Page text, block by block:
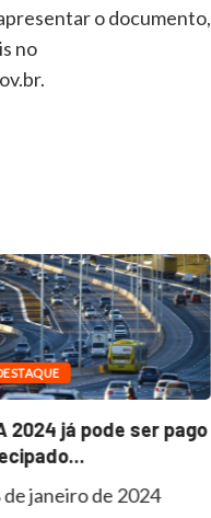
o documento,
no
2024 já pode ser pago
janeiro de 2024